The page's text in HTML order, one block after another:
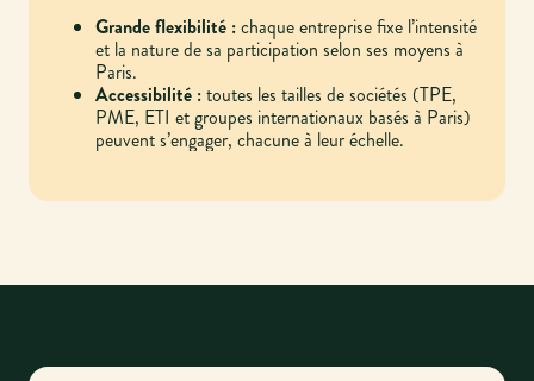
Grande flexibilité :chaque entreprise fixe l’intensité
et la nature de sa participation selon ses moyens à
Paris.
Accessibilité :toutes les tailles de sociétés (TPE,
PME, ETI et groupes internationaux basés à Paris)
peuvent s’engager, chacune à leur échelle.